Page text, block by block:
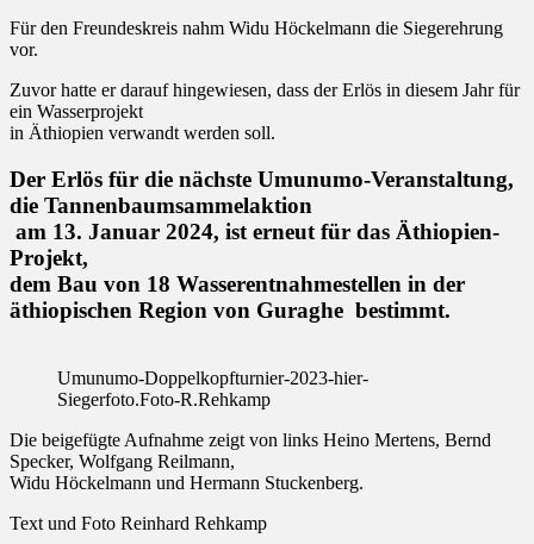
Für den Freundeskreis nahm Widu Höckelmann die Siegerehrung
vor.
Zuvor hatte er darauf hingewiesen, dass der Erlös in diesem Jahr für
ein Wasserprojekt
in Äthiopien verwandt werden soll.
Der Erlös für die nächste Umunumo-Veranstaltung,
die Tannenbaumsammelaktion
am 13. Januar 2024, ist erneut für das Äthiopien-
Projekt,
dem Bau von 18 Wasserentnahmestellen in der
äthiopischen Region von Guraghe bestimmt.
Umunumo-Doppelkopfturnier-2023-hier-
Siegerfoto.Foto-R.Rehkamp
Die beigefügte Aufnahme zeigt von links Heino Mertens, Bernd
Specker, Wolfgang Reilmann,
Widu Höckelmann und Hermann Stuckenberg.
Text und Foto Reinhard Rehkamp